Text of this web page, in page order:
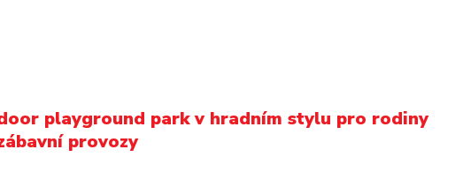
playground park v hradním stylu pro rodiny
provozy